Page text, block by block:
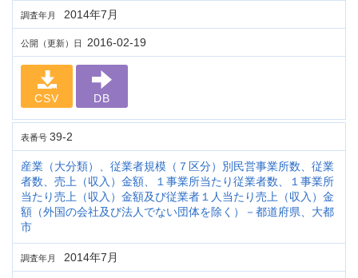
調査年月 2014年7月
公開（更新）日 2016-02-19
CSV DB
表番号 39-2
産業（大分類）、従業者規模（７区分）別民営事業所数、従業
者数、売上（収入）金額、１事業所当たり従業者数、１事業所
当たり売上（収入）金額及び従業者１人当たり売上（収入）金
額（外国の会社及び法人でない団体を除く）－都道府県、大都
市
調査年月 2014年7月